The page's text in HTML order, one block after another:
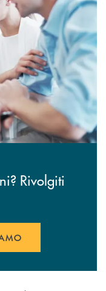
Rivolgiti